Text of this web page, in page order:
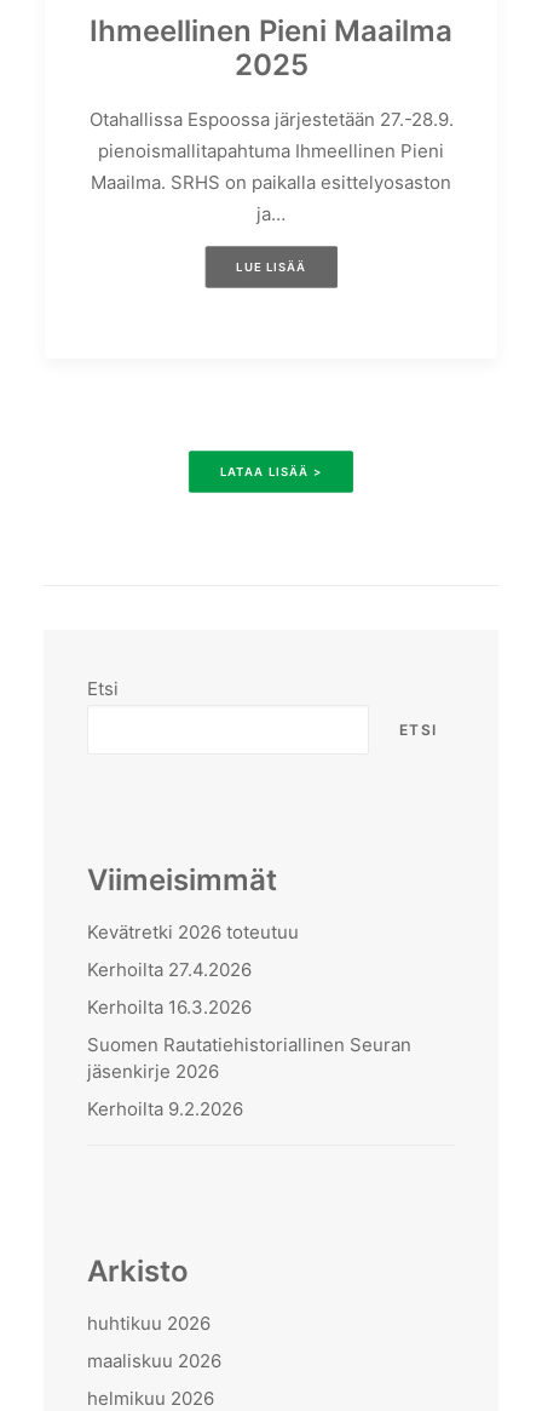
Ihmeellinen Pieni Maailma
2025
Otahallissa Espoossa järjestetään 27.-28.9.
pienoismallitapahtuma Ihmeellinen Pieni
Maailma. SRHS on paikalla esittelyosaston
ja…
LUE LISÄÄ
LATAA LISÄÄ >
Etsi
ETSI
Viimeisimmät
Kevätretki 2026 toteutuu
Kerhoilta 27.4.2026
Kerhoilta 16.3.2026
Suomen Rautatiehistoriallinen Seuran
jäsenkirje 2026
Kerhoilta 9.2.2026
Arkisto
huhtikuu 2026
maaliskuu 2026
helmikuu 2026